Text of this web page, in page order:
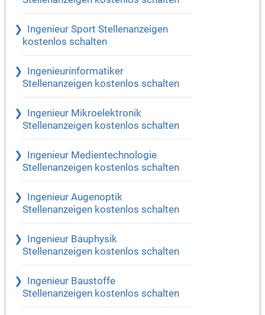
Ingenieur Sport Stellenanzeigen
kostenlos schalten
Ingenieurinformatiker
Stellenanzeigen kostenlos schalten
Ingenieur Mikroelektronik
Stellenanzeigen kostenlos schalten
Ingenieur Medientechnologie
Stellenanzeigen kostenlos schalten
Ingenieur Augenoptik
Stellenanzeigen kostenlos schalten
Ingenieur Bauphysik
Stellenanzeigen kostenlos schalten
Ingenieur Baustoffe
Stellenanzeigen kostenlos schalten